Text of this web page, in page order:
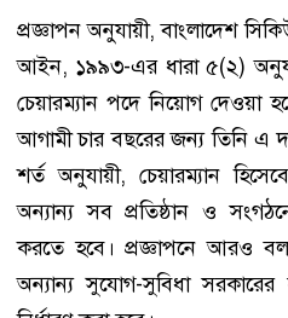
প্রজ্ঞাপন অনুযায়ী, বাংলাদেশ
আইন, ১৯৯৩-এর ধারা ৫(২)
চেয়ারম্যান পদে নিয়োগ দেওয়া
আগামী চার বছরের জন্য তিনি এ
শর্ত অনুযায়ী, চেয়ারম্যান
অন্যান্য সব প্রতিষ্ঠান ও
করতে হবে। প্রজ্ঞাপনে আরও
অন্যান্য সুযোগ-সুবিধা সরকারের